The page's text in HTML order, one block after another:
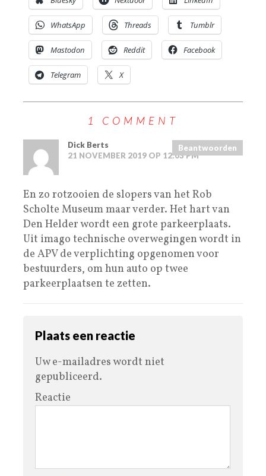
WhatsApp Threads Tumblr
Mastodon Reddit Facebook
Telegram X
1 COMMENT
Dick Berts
21 NOVEMBER 2019 OP 12:03 PM
Beantwoorden
En zo rotzooien de slopers van het Rob
Scholte Museum maar verder. Het hart van
Den Helder wordt een grote parkeerplaats.
Uit imago technische overwegingen wordt in
de APV de verplichting opgenomen voor
bestuurders, om hun auto op twee
parkeerplaatsen te zetten.
Plaats een reactie
Uw e-mailadres wordt niet
gepubliceerd.
Reactie